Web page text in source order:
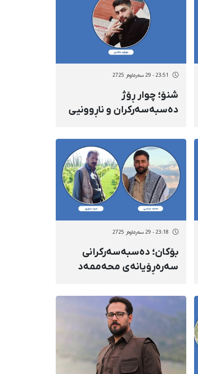
23:51 - 29 سەرماوەز 2725
شنۆ؛ چوار ڕۆژ
دەسبەسەرکران و ناڕوونیی
خالیدی
23:18 - 29 سەرماوەز 2725
بۆکان؛ دەسبەسەرکرانی
سەرەڕۆیانەی محەممەد
لەلایەن هێزە
ئەمنییەتییەکانەوە